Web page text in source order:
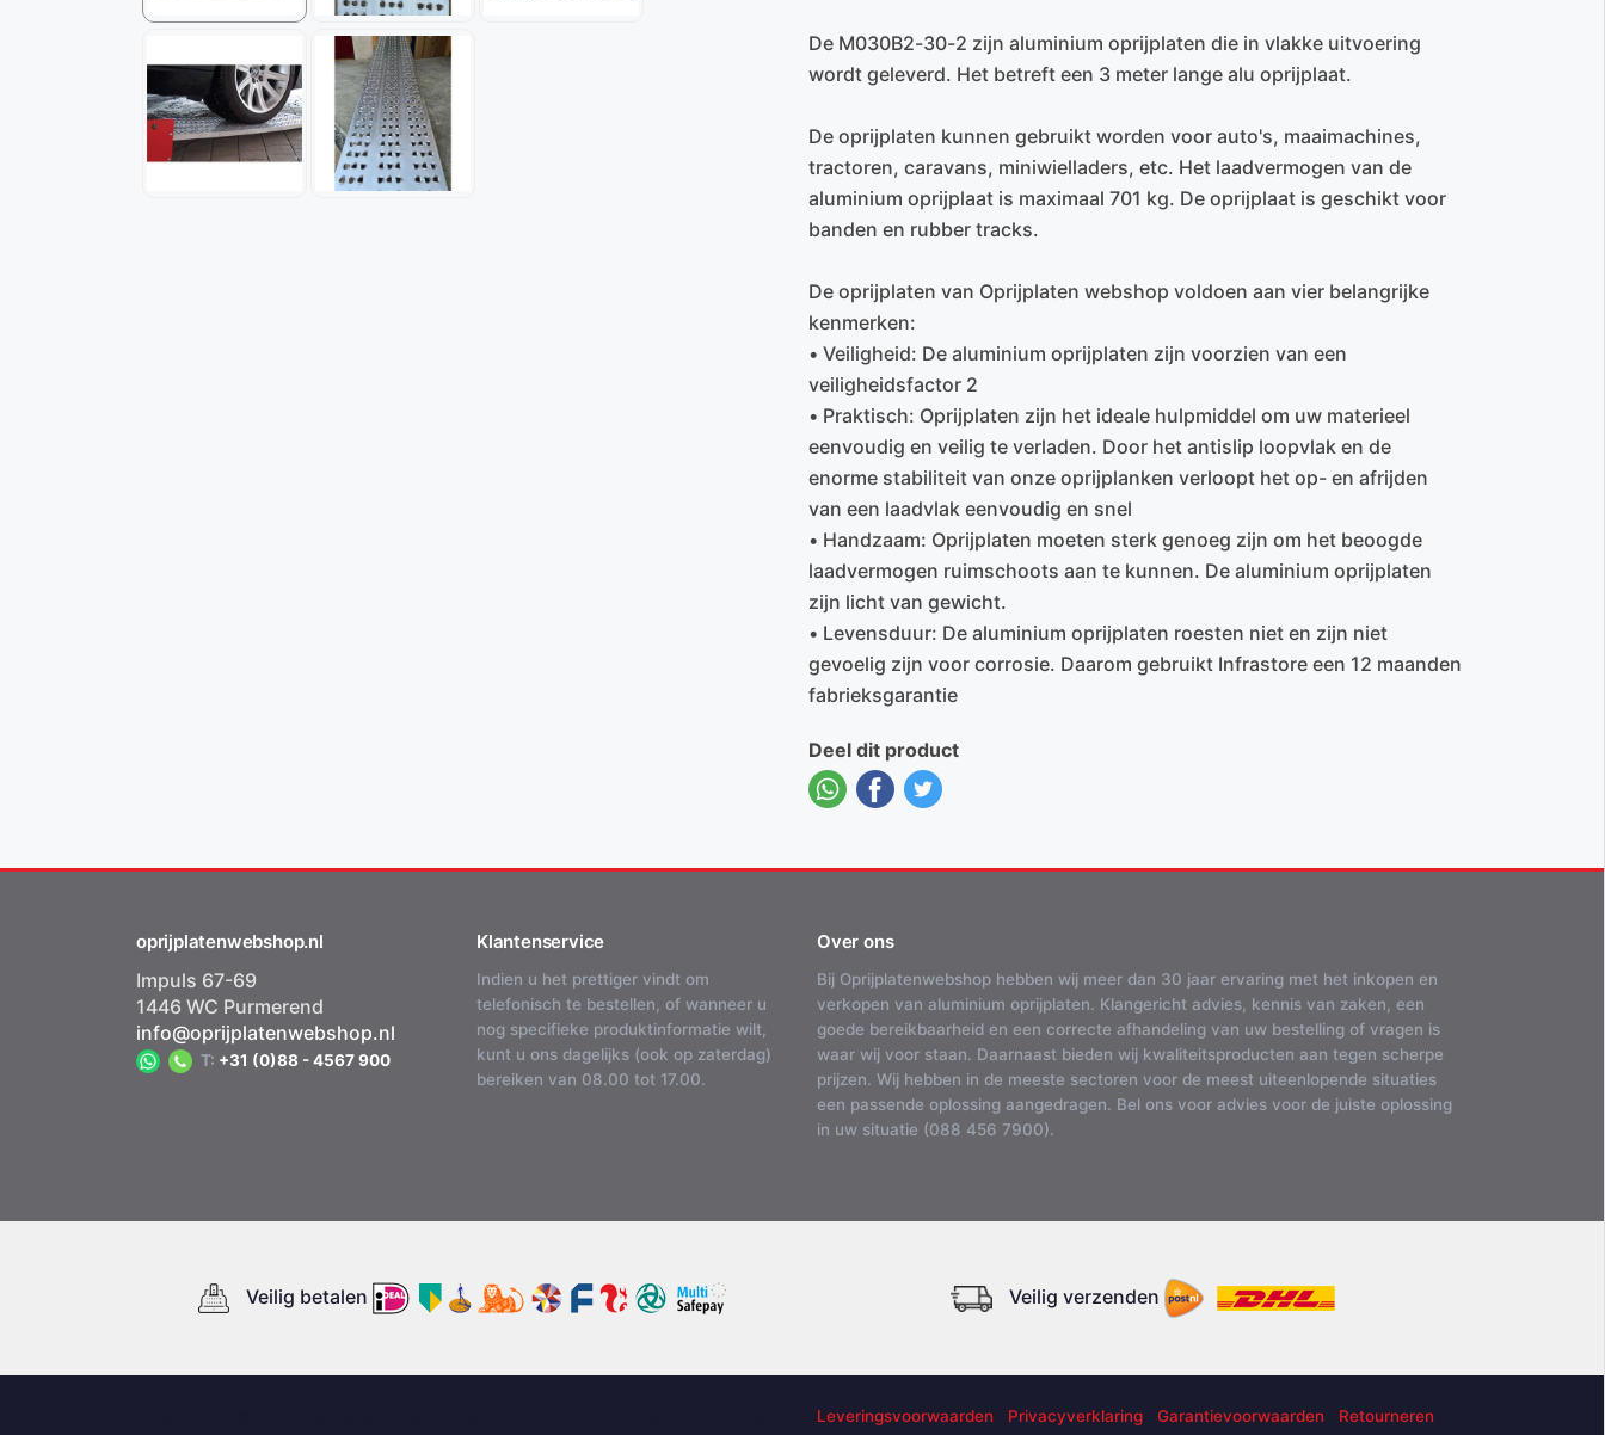
De M030B2-30-2 zijn aluminium oprijplaten die in vlakke uitvoering
wordt geleverd. Het betreft een 3 meter lange alu oprijplaat.
De oprijplaten kunnen gebruikt worden voor auto's, maaimachines,
tractoren, caravans, miniwielladers, etc. Het laadvermogen van de
aluminium oprijplaat is maximaal 701 kg. De oprijplaat is geschikt voor
banden en rubber tracks.
De oprijplaten van Oprijplaten webshop voldoen aan vier belangrijke
kenmerken:
• Veiligheid: De aluminium oprijplaten zijn voorzien van een
veiligheidsfactor 2
• Praktisch: Oprijplaten zijn het ideale hulpmiddel om uw materieel
eenvoudig en veilig te verladen. Door het antislip loopvlak en de
enorme stabiliteit van onze oprijplanken verloopt het op- en afrijden
van een laadvlak eenvoudig en snel
• Handzaam: Oprijplaten moeten sterk genoeg zijn om het beoogde
laadvermogen ruimschoots aan te kunnen. De aluminium oprijplaten
zijn licht van gewicht.
• Levensduur: De aluminium oprijplaten roesten niet en zijn niet
gevoelig zijn voor corrosie. Daarom gebruikt Infrastore een 12 maanden
fabrieksgarantie
Deel dit product
oprijplatenwebshop.nl
Impuls 67-69
1446 WC Purmerend
info@oprijplatenwebshop.nl
T: +31 (0)88 - 4567 900
Klantenservice
Indien u het prettiger vindt om
telefonisch te bestellen, of wanneer u
nog specifieke produktinformatie wilt,
kunt u ons dagelijks (ook op zaterdag)
bereiken van 08.00 tot 17.00.
Over ons
Bij Oprijplatenwebshop hebben wij meer dan 30 jaar ervaring met het inkopen en
verkopen van aluminium oprijplaten. Klangericht advies, kennis van zaken, een
goede bereikbaarheid en een correcte afhandeling van uw bestelling of vragen is
waar wij voor staan. Daarnaast bieden wij kwaliteitsproducten aan tegen scherpe
prijzen. Wij hebben in de meeste sectoren voor de meest uiteenlopende situaties
een passende oplossing aangedragen. Bel ons voor advies voor de juiste oplossing
in uw situatie (088 456 7900).
Veilig betalen Veilig verzenden
Leveringsvoorwaarden Privacyverklaring Garantievoorwaarden
Retourneren